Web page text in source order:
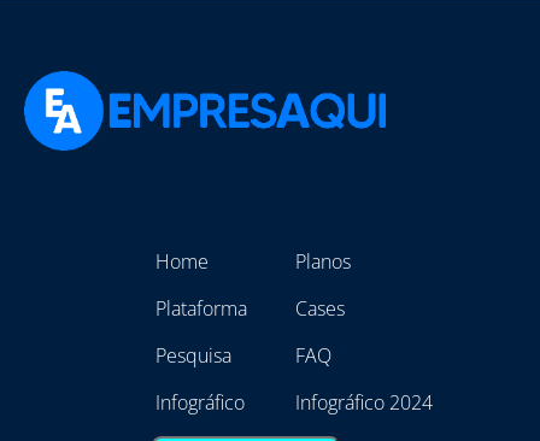
Home
Plataforma
Pesquisa
Infográfico
Planos
Cases
FAQ
Infográfico 2024